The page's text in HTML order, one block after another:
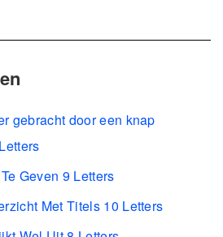
gebracht door een knap
Geven 9 Letters
Met Titels 10 Letters